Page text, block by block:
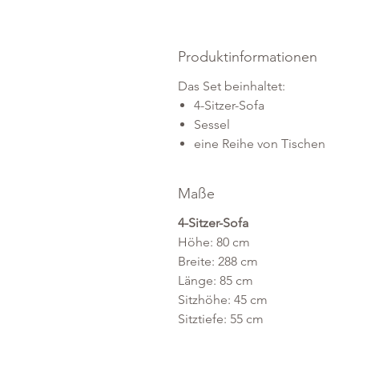
Produktinformationen
Das Set beinhaltet:
4-Sitzer-Sofa
Sessel
eine Reihe von Tischen
Maße
4-Sitzer-Sofa
Höhe: 80 cm
Breite: 288 cm
Länge: 85 cm
Sitzhöhe: 45 cm
Sitztiefe: 55 cm